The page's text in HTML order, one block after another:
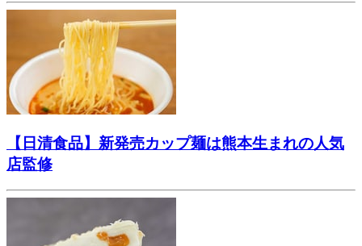
【日清食品】新発売カップ麺は熊本生まれの人気
店監修